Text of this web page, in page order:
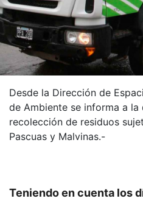
Desde la Dirección de
de Ambiente se informa a
recolección de residuos
Pascuas y Malvinas.-
Teniendo en cuenta los